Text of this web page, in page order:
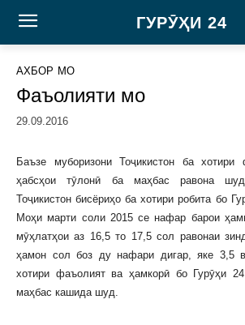
ГУРӮҲИ 24
АХБОР МО
Фаъолияти мо
29.09.2016
Баъзе муборизони Тоҷикистон ба хотири
ҳабсҳои тӯлонӣ ба маҳбас равона
Тоҷикистон бисёриҳо ба хотири робита бо
Моҳи марти соли 2015 се нафар барои
мӯҳлатҳои аз 16,5 то 17,5 сол равонаи
ҳамон сол боз ду нафари дигар, яке 3,5
хотири фаъолият ва ҳамкорӣ бо Гурӯҳи
маҳбас кашида шуд.